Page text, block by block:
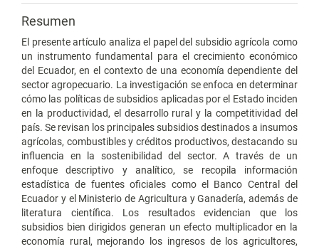
Resumen
El presente artículo analiza el papel del subsidio agrícola como
un instrumento fundamental para el crecimiento económico
del Ecuador, en el contexto de una economía dependiente del
sector agropecuario. La investigación se enfoca en determinar
cómo las políticas de subsidios aplicadas por el Estado inciden
en la productividad, el desarrollo rural y la competitividad del
país. Se revisan los principales subsidios destinados a insumos
agrícolas, combustibles y créditos productivos, destacando su
influencia en la sostenibilidad del sector. A través de un
enfoque descriptivo y analítico, se recopila información
estadística de fuentes oficiales como el Banco Central del
Ecuador y el Ministerio de Agricultura y Ganadería, además de
literatura científica. Los resultados evidencian que los
subsidios bien dirigidos generan un efecto multiplicador en la
economía rural, mejorando los ingresos de los agricultores,